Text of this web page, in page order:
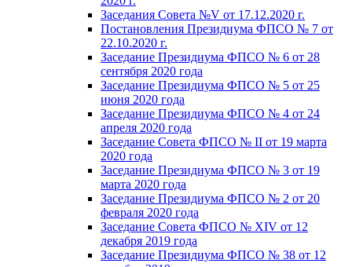
Заседания Совета №V от 17.12.2020 г.
Постановления Президиума ФПСО № 7 от
22.10.2020 г.
Заседание Президиума ФПСО № 6 от 28
сентября 2020 года
Заседание Президиума ФПСО № 5 от 25
июня 2020 года
Заседание Президиума ФПСО № 4 от 24
апреля 2020 года
Заседание Совета ФПСО № II от 19 марта
2020 года
Заседание Президиума ФПСО № 3 от 19
марта 2020 года
Заседание Президиума ФПСО № 2 от 20
февраля 2020 года
Заседание Совета ФПСО № XIV от 12
декабря 2019 года
Заседание Президиума ФПСО № 38 от 12